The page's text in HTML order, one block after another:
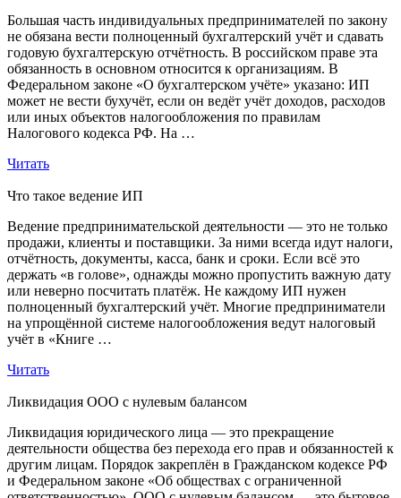
Большая часть индивидуальных предпринимателей по закону
не обязана вести полноценный бухгалтерский учёт и сдавать
годовую бухгалтерскую отчётность. В российском праве эта
обязанность в основном относится к организациям. В
Федеральном законе «О бухгалтерском учёте» указано: ИП
может не вести бухучёт, если он ведёт учёт доходов, расходов
или иных объектов налогообложения по правилам
Налогового кодекса РФ. На …
Читать
Что такое ведение ИП
Ведение предпринимательской деятельности — это не только
продажи, клиенты и поставщики. За ними всегда идут налоги,
отчётность, документы, касса, банк и сроки. Если всё это
держать «в голове», однажды можно пропустить важную дату
или неверно посчитать платёж. Не каждому ИП нужен
полноценный бухгалтерский учёт. Многие предприниматели
на упрощённой системе налогообложения ведут налоговый
учёт в «Книге …
Читать
Ликвидация ООО с нулевым балансом
Ликвидация юридического лица — это прекращение
деятельности общества без перехода его прав и обязанностей к
другим лицам. Порядок закреплён в Гражданском кодексе РФ
и Федеральном законе «Об обществах с ограниченной